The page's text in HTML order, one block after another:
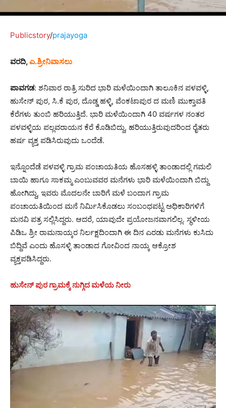
Publicstory/prajayoga
ವರದಿ,ಎ.ಶ್ರೀನಿವಾಸಲು
ಪಾವಗಡ: ಶನಿವಾರ ರಾತ್ರಿ ಸುರಿದ ಭಾರಿ ಮಳೆಯಿಂದಾಗಿ ತಾಲೂಕಿನ ಪಳವಳ್ಳಿ,
ಹುಸೇನ್ ಪುರ, ಸಿ.ಕೆ ಪುರ, ದೊಡ್ಡ ಹಳ್ಳಿ, ವೆಂಕಟಾಪುರ ದ ಮಣಿ ಮುಕ್ತಾವತಿ
ಕೆರೆಗಳು ತುಂಬಿ ಹರಿಯುತ್ತಿದೆ. ಭಾರಿ ಮಳೆಯಿಂದಾಗಿ 40 ವರ್ಷಗಳ ನಂತರ
ಪಳವಳ್ಳಿಯ ಪಲ್ಲವರಾಯನ ಕೆರೆ ಕೊಡಿಬಿದ್ದು, ಹರಿಯುತ್ತಿರುವುದರಿಂದ ರೈತರು
ಹರ್ಷ ವ್ಯಕ್ತ ಪಡಿಸಿರುವುದು ಒಂದೆಡೆ.
ಇನ್ನೊಂದೆಡೆ ಪಳವಳ್ಳಿ ಗ್ರಾಮ ಪಂಚಾಯತಿಯ ಹೊಸಹಳ್ಳಿ ತಾಂಡಾದಲ್ಲಿ ಗಮಲಿ
ಬಾಯಿ ಹಾಗೂ ಸಾಕಮ್ಮ ಎಂಬುವವರ ಮನೆಗಳು ಭಾರಿ ಮಳೆಯಿಂದಾಗಿ ಬಿದ್ದು
ಹೋಗಿದ್ದು, ಇವರು ಮೊದಲನೇ ಬಾರಿಗೆ ಮಳೆ ಬಂದಾಗ ಗ್ರಾಮ
ಪಂಚಾಯತಿಯಿಂದ ಮನೆ ನಿರ್ಮಿಸಿಕೊಡಲು ಸಂಬಂಧಪಟ್ಟ ಅಧಿಕಾರಿಗಳಿಗೆ
ಮನವಿ ಪತ್ರ ಸಲ್ಲಿಸಿದ್ದರು. ಆದರೆ, ಯಾವುದೇ ಪ್ರಯೋಜನವಾಗಲಿಲ್ಲ. ಸ್ಥಳೀಯ
ಪಿಡಿಒ ಶ್ರೀ ರಾಮನಾಯ್ಕರ ನಿರ್ಲಕ್ಷದಿಂದಾಗಿ ಈ ದಿನ ಎರಡು ಮನೆಗಳು ಕುಸಿದು
ಬಿದ್ದಿವೆ ಎಂದು ಹೊಸಳ್ಳಿ ತಾಂಡಾದ ಗೋವಿಂದ ನಾಯ್ಕ ಆಕ್ರೋಶ
ವ್ಯಕ್ತಪಡಿಸಿದ್ದರು.
ಹುಸೇನ್ ಪುರ ಗ್ರಾಮಕ್ಕೆ ನುಗ್ಗಿದ ಮಳೆಯ ನೀರು